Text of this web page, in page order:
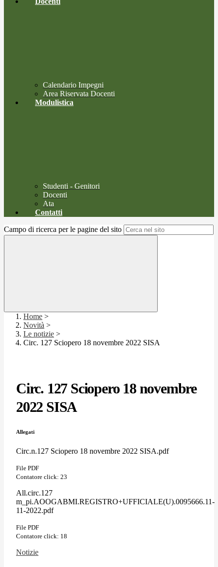
Calendario Impegni
Area Riservata Docenti
Modulistica
Studenti - Genitori
Docenti
Ata
Contatti
Campo di ricerca per le pagine del sito
Home >
Novità >
Le notizie >
Circ. 127 Sciopero 18 novembre 2022 SISA
Circ. 127 Sciopero 18 novembre
2022 SISA
Allegati
Circ.n.127 Sciopero 18 novembre 2022 SISA.pdf
File PDF
Contatore click: 23
All.circ.127
m_pi.AOOGABMI.REGISTRO+UFFICIALE(U).0095666.11-
11-2022.pdf
File PDF
Contatore click: 18
Notizie